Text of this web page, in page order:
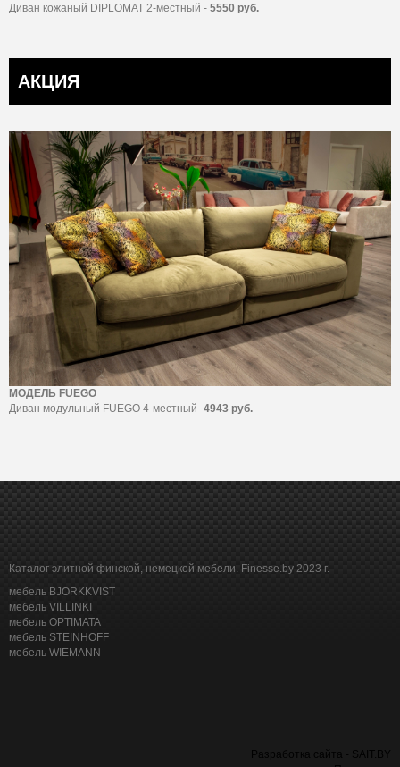
Диван кожаный DIPLOMAT 2-местный - 5550 руб.
АКЦИЯ
МОДЕЛЬ FUEGO
Диван модульный FUEGO 4-местный -4943 руб.
Каталог элитной финской, немецкой мебели. Finesse.by 2023 г.
мебель BJORKKVIST
мебель VILLINKI
мебель OPTIMATA
мебель STEINHOFF
мебель WIEMANN
Разработка сайта - SAIT.BY